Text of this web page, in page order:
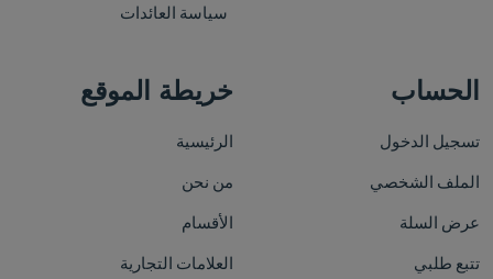
سياسة العائدات
الحساب
تسجيل الدخول
الملف الشخصي
عرض السلة
تتبع طلبي
خريطة الموقع
الرئيسية
من نحن
الأقسام
العلامات التجارية